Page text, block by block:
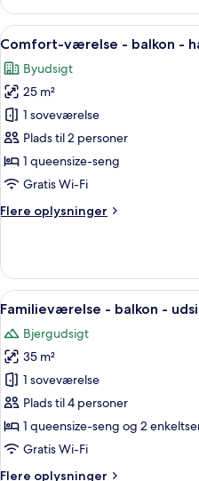
med
dobbeltseng
eller
enkeltsenge
balkon
Indlæs
alle
billeder
af
Comfort-
værelse
-
balkon
havudsigt
6
Comfort-værelse - balkon -
Byudsigt
25 m²
1 soveværelse
Plads til 2 personer
1 queensize-seng
Gratis Wi-Fi
Flere oplysninger
Flere
værelse
balkon
havudsigt
Indlæs
alle
billeder
af
Familieværelse
-
balkon
-
6
Familieværelse - balkon -
Bjergudsigt
35 m²
1 soveværelse
Plads til 4 personer
1 queensize-seng og 2
Gratis Wi-Fi
Flere oplysninger
Flere